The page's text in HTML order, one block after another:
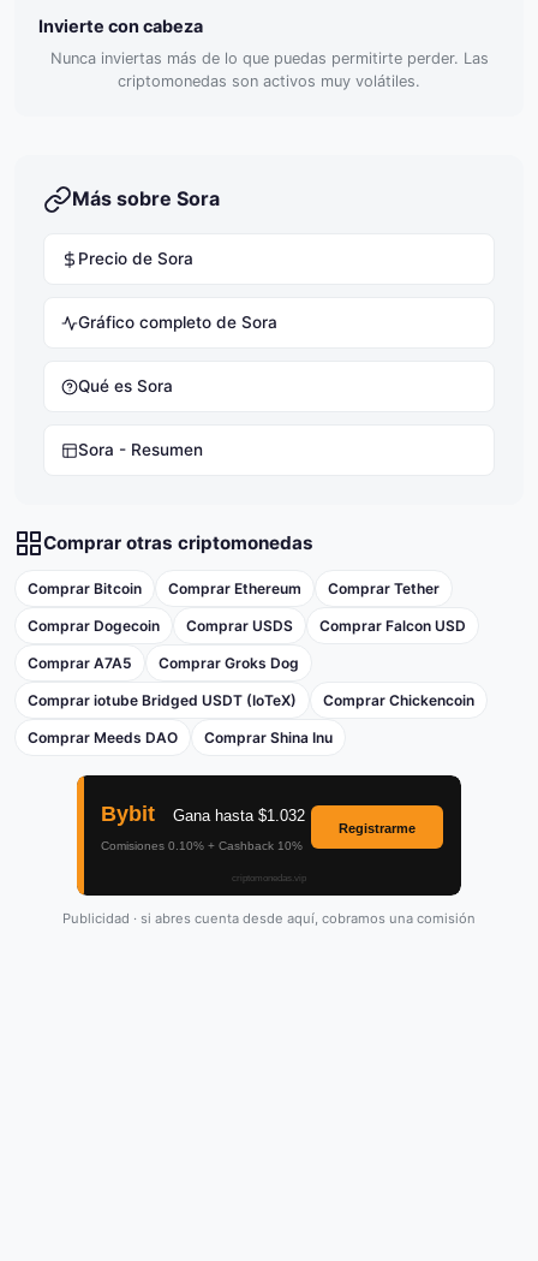
Invierte con cabeza
Nunca inviertas más de lo que puedas permitirte perder. Las
criptomonedas son activos muy volátiles.
Más sobre Sora
Precio de Sora
Gráfico completo de Sora
Qué es Sora
Sora - Resumen
Comprar otras criptomonedas
Comprar Bitcoin Comprar Ethereum Comprar Tether
Comprar Dogecoin Comprar USDS Comprar Falcon USD
Comprar A7A5 Comprar Groks Dog
Comprar iotube Bridged USDT (IoTeX) Comprar Chickencoin
Comprar Meeds DAO Comprar Shina Inu
Publicidad · si abres cuenta desde aquí, cobramos una comisión